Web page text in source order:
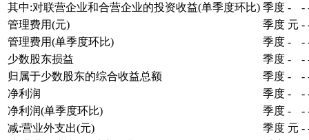
其中:对联营企业和合营企业的投资收益(单季度环比) 季度 - -
管理费用(元)
季度 元 -
管理费用(单季度环比)
季度 - -
少数股东损益
季度 - -
归属于少数股东的综合收益总额
季度 - -
净利润
季度 - -
净利润(单季度环比)
季度 - -
减:营业外支出(元)
季度 元 -